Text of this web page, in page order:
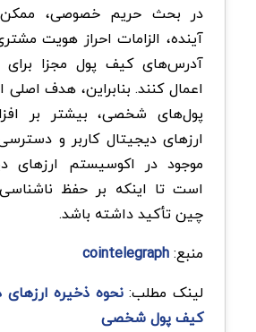
در بحث حریم خصوصی،
آدرس‌های کیف پول مجزا برای
اعمال کنند. بنابراین، هدف
پول‌های شخصی، بیشتر بر
ارزهای دیجیتال کاربر و
موجود در اکوسیستم ارزهای
است تا اینکه بر حفظ
چین تأکید داشته باشد.
منبع:cointelegraph
لینک مطلب:نحوه ذخیره
کیف پول شخصی